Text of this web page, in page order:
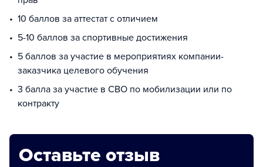
10 баллов за аттестат с отличием
5-10 баллов за спортивные достижения
5 баллов за участие в мероприятиях компании-
заказчика целевого обучения
3 балла за участие в СВО по мобилизации или по
контракту
Оставьте отзыв